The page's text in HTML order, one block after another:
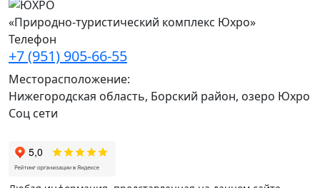
«Природно-туристический комплекс Юхро»
Телефон
+7 (951) 905-66-55
Месторасположение:
Нижегородская область, Борский район, озеро Юхро
Соц сети